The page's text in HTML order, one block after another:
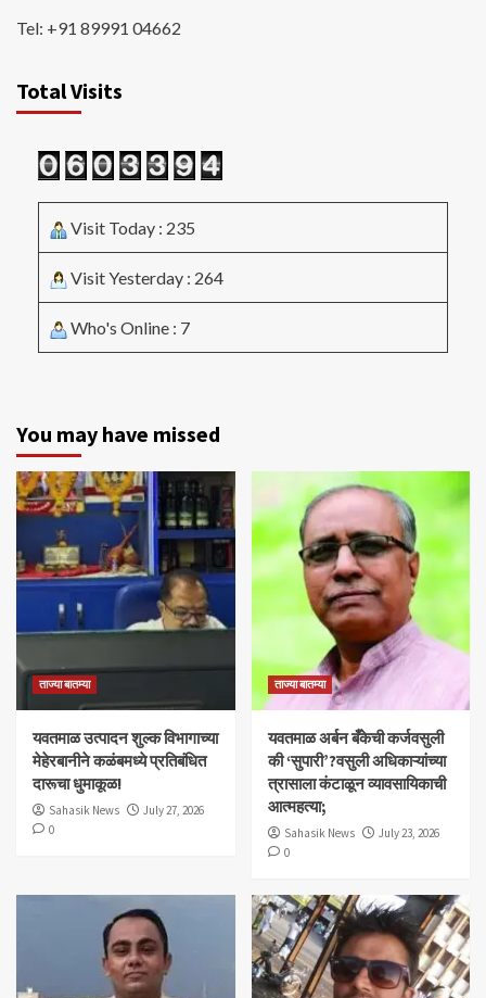
Tel: +91 89991 04662
Total Visits
Visit Today : 235
Visit Yesterday : 264
Who's Online : 7
You may have missed
ताज्या बातम्या
यवतमाळ उत्पादन शुल्क विभागाच्या
मेहेरबानीने कळंबमध्ये प्रतिबंधित
दारूचा धुमाकूळ!
Sahasik News
July 27, 2026
0
ताज्या बातम्या
​यवतमाळ अर्बन बँकेची कर्जवसुली
की ‘सुपारी’?वसुली अधिकाऱ्यांच्या
त्रासाला कंटाळून व्यावसायिकाची
आत्महत्या;
Sahasik News
July 23, 2026
0